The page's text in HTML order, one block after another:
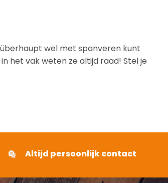
wel met spanveren kunt
het vak weten ze altijd raad! Stel je
Altijd persoonlijk contact